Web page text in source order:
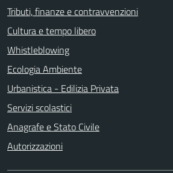
Tributi, finanze e contravvenzioni
Cultura e tempo libero
Whistleblowing
Ecologia Ambiente
Urbanistica - Edilizia Privata
Servizi scolastici
Anagrafe e Stato Civile
Autorizzazioni